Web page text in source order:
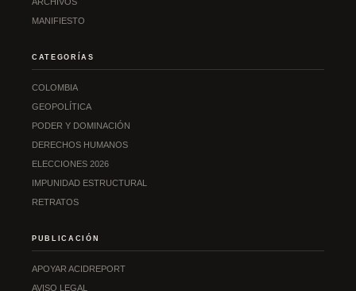
MANIFIESTO
CATEGORÍAS
COLOMBIA
GEOPOLÍTICA
PODER Y DOMINACIÓN
DERECHOS HUMANOS
ELECCIONES 2026
IMPUNIDAD ESTRUCTURAL
RETRATOS
PUBLICACIÓN
APOYAR ACIDREPORT
AVISO LEGAL